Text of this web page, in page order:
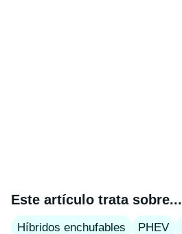
Este artículo trata sobre...
Híbridos enchufables PHEV